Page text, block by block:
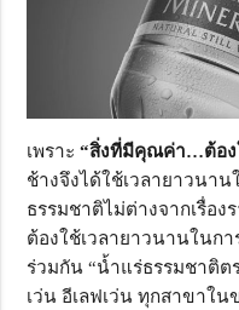
เพราะ “สิ่งที่มีคุณค่า…ต้อง
ช้างจึงได้ใช้เวลายาวนา
ธรรมชาติไม่ต่างจากเรื่อง
ต้องใช้เวลายาวนานในก
ร่วมกัน “น้ำแร่ธรรมชาติต
เว่น อีเลฟเว่น ทุกสาขาใน